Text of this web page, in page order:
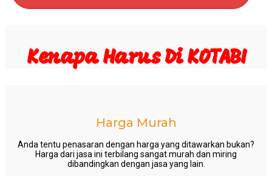
Kenapa Harus Di KOTABI
Harga Murah
Anda tentu penasaran dengan harga yang ditawarkan bukan?
Harga dari jasa ini terbilang sangat murah dan miring
dibandingkan dengan jasa yang lain.